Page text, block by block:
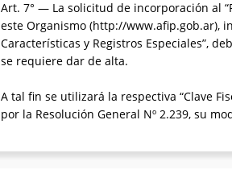
Art. 7° — La solicitud de incorporación al
este Organismo (http://www.afip.gob.ar),
Características y Registros Especiales”,
se requiere dar de alta.
A tal fin se utilizará la respectiva “Clave
por la Resolución General Nº 2.239, su